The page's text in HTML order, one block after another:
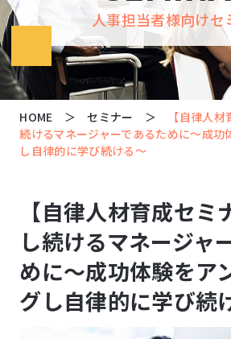
人事担当者様向けセ
HOME セミナー
【自律人
続けるマネージャーであるために～成功
し自律的に学び続ける～
【自律人材育成セミ
し続けるマネージャ
めに～成功体験をア
グし自律的に学び続